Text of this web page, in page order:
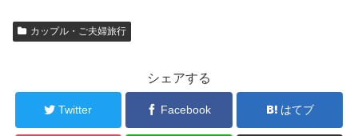
カップル・ご夫婦旅行
シェアする
Twitter Facebook はてブ